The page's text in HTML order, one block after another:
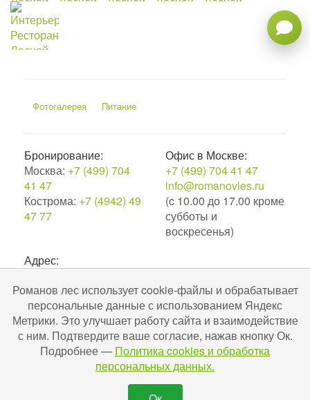
Фотогалерея Питание
Бронирование:
Москва: +7 (499) 704
41 47
Кострома: +7 (4942) 49
47 77
Офис в Москве:
+7 (499) 704 41 47
info@romanovles.ru
(c 10.00 до 17.00 кроме
субботы и
воскресенья)
Адрес:
поселок Лунево, д. 50.
2010–2026. Экоотель Романов лес.
№С442024004256 в ЕРОК в сфере туристской
индустрии. Разработка и поддержкаUru-ru.ru
Романов лес использует cookie-файлы и обрабатывает
персональные данные с использованием Яндекс
Метрики. Это улучшает работу сайта и взаимодействие
с ним. Подтвердите ваше согласие, нажав кнопку Ок.
Подробнее — Политика cookies и обработка
персональных данных.